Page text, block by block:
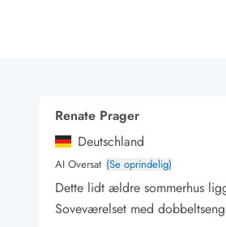
Minigolf i Vestjylland
Svømmehaller og badelande
Golfferie i sommerhus
Fitness og træning
Renate Prager
Deutschland
AI Oversat (Se oprindelig)
Dette lidt ældre sommerhus
Soveværelset med